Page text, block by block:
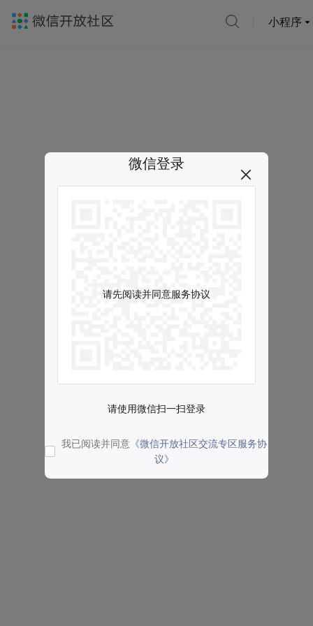
小程序
微信登录
请先阅读并同意服务协议
请使用微信扫一扫登录
我已阅读并同意 《微信开放社区交流专区服务协
议》